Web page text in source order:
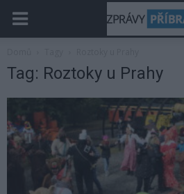
Tag: Roztoky u Prahy